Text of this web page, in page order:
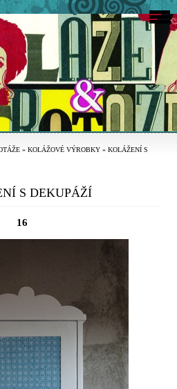
» KOLÁŽOVÉ VÝROBKY » KOLÁŽENÍ S
S DEKUPÁŽÍ
16